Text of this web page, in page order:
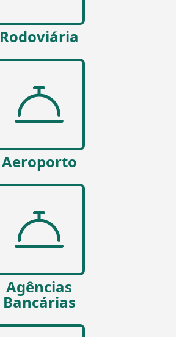
Rodoviária
Aeroporto
Agências
Bancárias